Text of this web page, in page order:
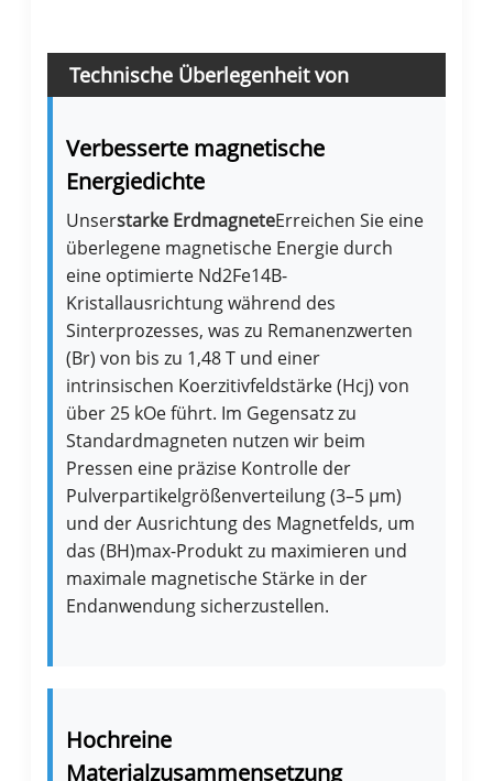
Technische Überlegenheit von
Verbesserte magnetische
Energiedichte
Unserstarke ErdmagneteErreichen Sie eine
überlegene magnetische Energie durch
eine optimierte Nd2Fe14B-
Kristallausrichtung während des
Sinterprozesses, was zu Remanenzwerten
(Br) von bis zu 1,48 T und einer
intrinsischen Koerzitivfeldstärke (Hcj) von
über 25 kOe führt. Im Gegensatz zu
Standardmagneten nutzen wir beim
Pressen eine präzise Kontrolle der
Pulverpartikelgrößenverteilung (3–5 μm)
und der Ausrichtung des Magnetfelds, um
das (BH)max-Produkt zu maximieren und
maximale magnetische Stärke in der
Endanwendung sicherzustellen.
Hochreine
Materialzusammensetzung